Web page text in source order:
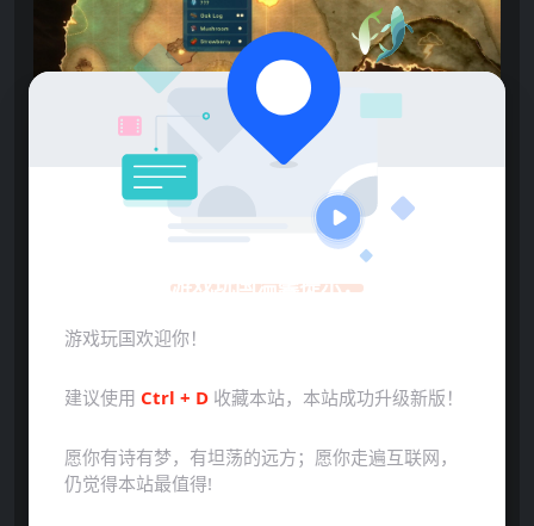
游戏玩国温馨提示：
游戏玩国欢迎你！
建议使用 Ctrl + D 收藏本站，本站成功升级新版！
愿你有诗有梦，有坦荡的远方；愿你走遍互联网，
仍觉得本站最值得!